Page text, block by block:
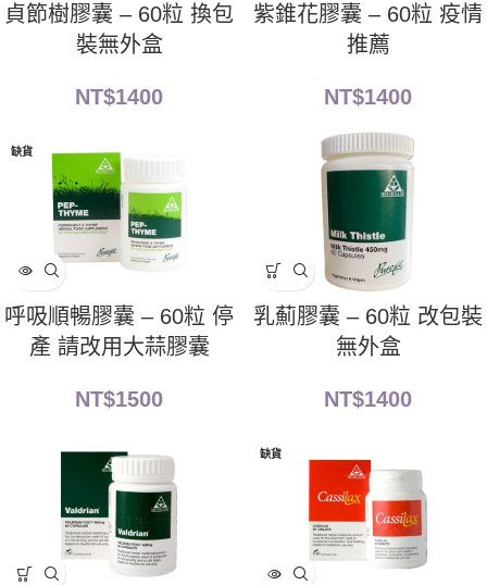
貞節樹膠囊 – 60粒 換包
裝無外盒
NT$1400
紫錐花膠囊 – 60粒 疫情
推薦
NT$1400
缺貨
呼吸順暢膠囊 – 60粒 停
產 請改用大蒜膠囊
NT$1500
乳薊膠囊 – 60粒 改包裝
無外盒
NT$1400
缺貨